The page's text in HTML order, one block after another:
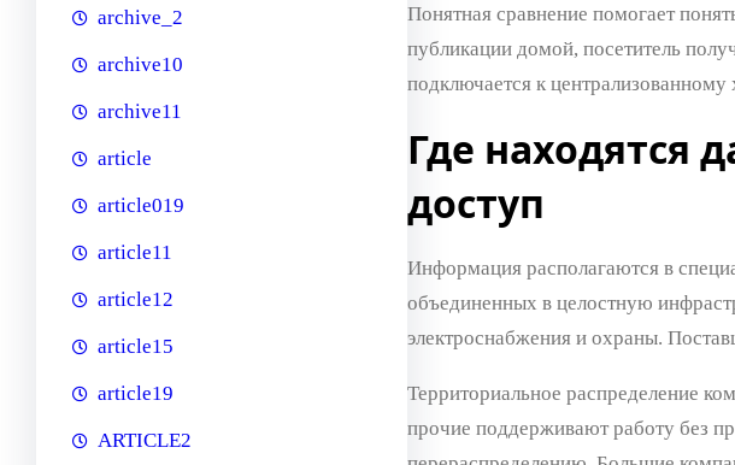
archive_2
archive10
archive11
article
article019
article11
article12
article15
article19
ARTICLE2
Понятная сравнение помогает
публикации домой, посетитель
подключается к централизованному
Где находятся
доступ
Информация располагаются в
объединенных в целостную
электроснабжения и охраны.
Территориальное распределение
прочие поддерживают работу без